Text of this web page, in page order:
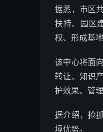
据悉，市区
扶持、园区
权、形成基
该中心将面
转让、知识
护效果、管
据介绍，抢
境优势。